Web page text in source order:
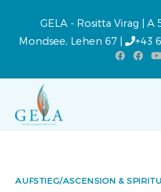
GELA - Rositta Virag | A
Mondsee, Lehen 67 |
+43
AUFSTIEG/ASCENSION &